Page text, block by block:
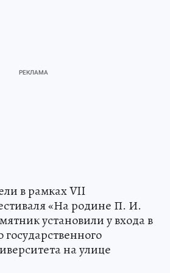
в рамках VII
«На родине П. И.
установили у входа в
на улице